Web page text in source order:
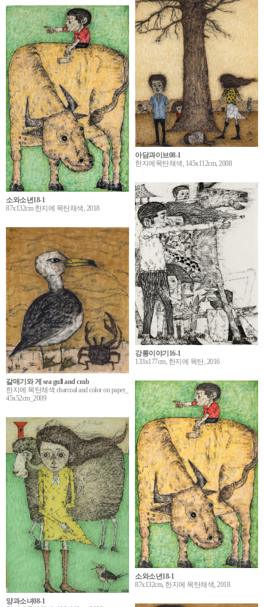
아담과이브08-1
한지에목탄채색, 145x112cm, 2008
소와소년18-1
87x132cm 한지에 목탄채색, 2018
강릉이야기16-1
133x177cm, 한지에 목탄, 2016
갈매기와 게 sea gull and crab
한지에 목탄채색 charcoal and color on paper_
45x52cm_2009
소와소년18-1
87x132cm, 한지에 목탄채색, 2018
양과소녀08-1